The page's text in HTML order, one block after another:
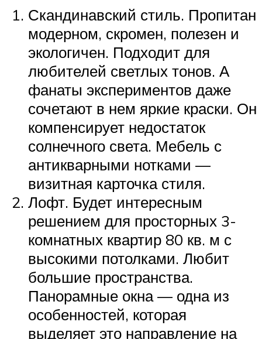
Скандинавский стиль. Пропитан
модерном, скромен, полезен и
экологичен. Подходит для
любителей светлых тонов. А
фанаты экспериментов даже
сочетают в нем яркие краски. Он
компенсирует недостаток
солнечного света. Мебель с
антикварными нотками —
визитная карточка стиля.
Лофт. Будет интересным
решением для просторных 3-
комнатных квартир 80 кв. м с
высокими потолками. Любит
большие пространства.
Панорамные окна — одна из
особенностей, которая
выделяет это направление на